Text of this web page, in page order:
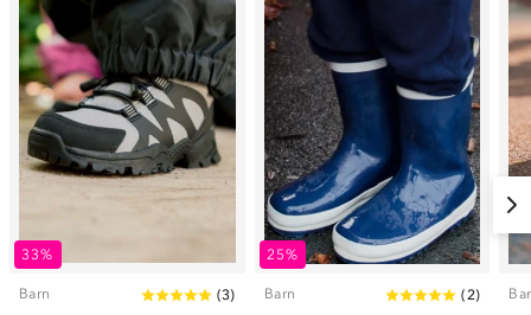
33%
Barn (3)
25%
Barn ( 2)